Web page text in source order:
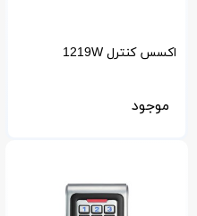
اکسس کنترل 1219W
موجود